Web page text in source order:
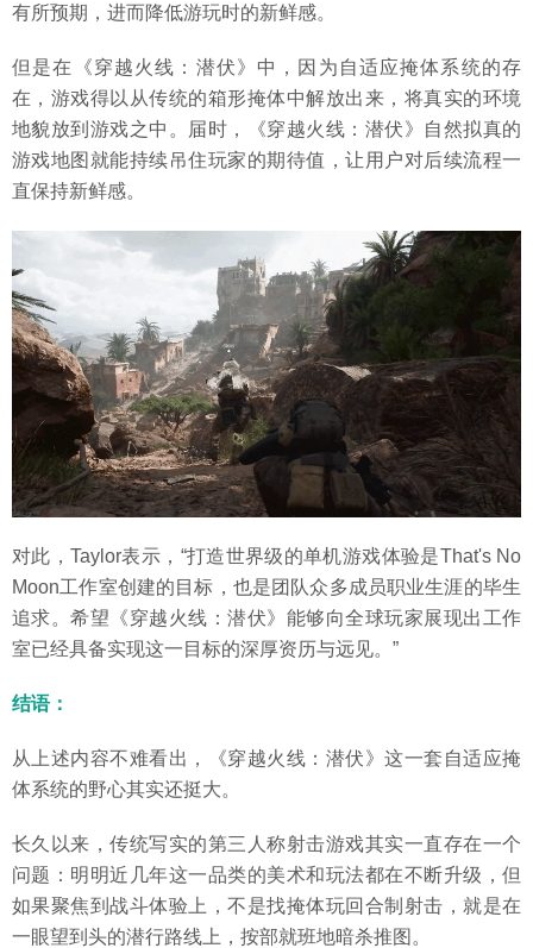
有所预期，进而降低游玩时的新鲜感。
但是在《穿越火线：潜伏》中，因为自适应掩体系统的存
在，游戏得以从传统的箱形掩体中解放出来，将真实的环境
地貌放到游戏之中。届时，《穿越火线：潜伏》自然拟真的
游戏地图就能持续吊住玩家的期待值，让用户对后续流程一
直保持新鲜感。
对此，Taylor表示，“打造世界级的单机游戏体验是That's No
Moon工作室创建的目标，也是团队众多成员职业生涯的毕生
追求。希望《穿越火线：潜伏》能够向全球玩家展现出工作
室已经具备实现这一目标的深厚资历与远见。”
结语：
从上述内容不难看出，《穿越火线：潜伏》这一套自适应掩
体系统的野心其实还挺大。
长久以来，传统写实的第三人称射击游戏其实一直存在一个
问题：明明近几年这一品类的美术和玩法都在不断升级，但
如果聚焦到战斗体验上，不是找掩体玩回合制射击，就是在
一眼望到头的潜行路线上，按部就班地暗杀推图。